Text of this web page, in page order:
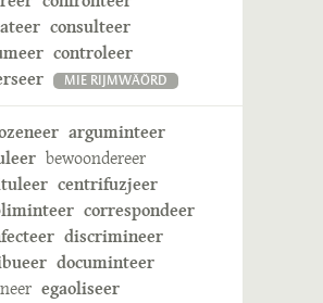
consulteer
controleer
MIE RIJMWÄÖRD
arguminteer
bewoondereer
centrifuzjeer
correspondeer
discrimineer
documinteer
egaoliseer